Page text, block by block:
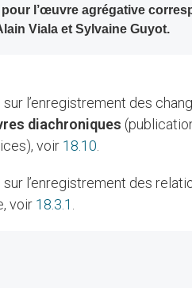
l’œuvre agrégative
Viala et Sylvaine Guyot.
diachroniques
voir 18.10.
voir 18.3.1 .